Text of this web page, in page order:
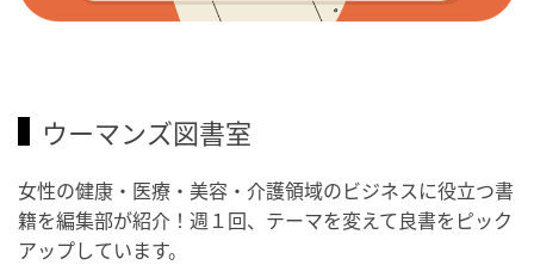
ウーマンズ図書室
女性の健康・医療・美容・介護領域のビジネスに役立つ書
籍を編集部が紹介！週１回、テーマを変えて良書をピック
アップしています。